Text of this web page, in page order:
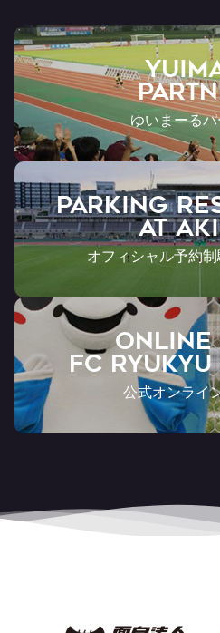
ゆいまーる
PARKING
AT
オフィシャル予約
ONLINE
FC
公式オンライ